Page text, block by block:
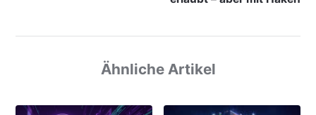
Ähnliche Artikel